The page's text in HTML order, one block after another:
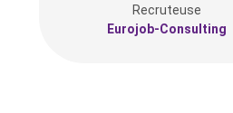
Recruteuse
Eurojob-Consulting